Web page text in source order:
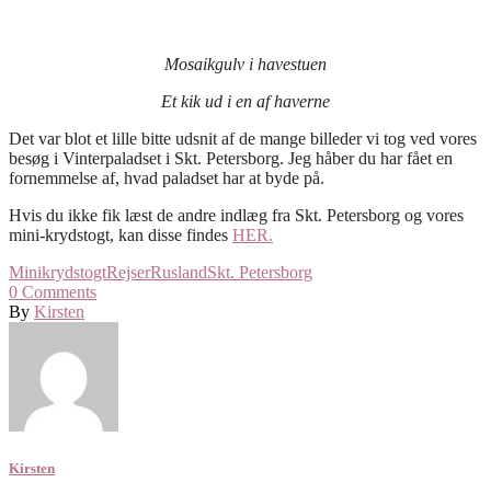
Mosaikgulv i havestuen
Et kik ud i en af haverne
Det var blot et lille bitte udsnit af de mange billeder vi tog ved vores
besøg i Vinterpaladset i Skt. Petersborg. Jeg håber du har fået en
fornemmelse af, hvad paladset har at byde på.
Hvis du ikke fik læst de andre indlæg fra Skt. Petersborg og vores
mini-krydstogt, kan disse findes HER.
MinikrydstogtRejserRuslandSkt. Petersborg
0 Comments
By Kirsten
Kirsten